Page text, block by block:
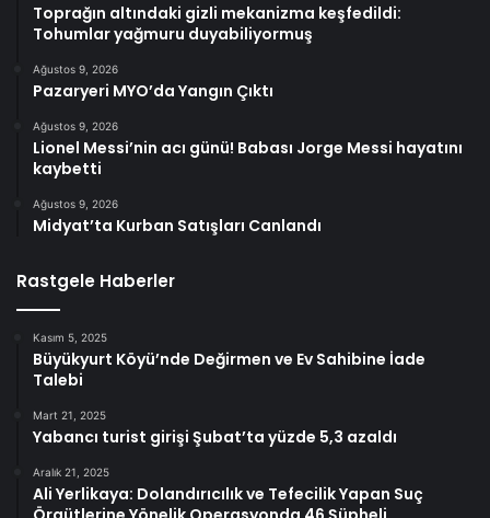
Toprağın altındaki gizli mekanizma keşfedildi:
Tohumlar yağmuru duyabiliyormuş
Ağustos 9, 2026
Pazaryeri MYO’da Yangın Çıktı
Ağustos 9, 2026
Lionel Messi’nin acı günü! Babası Jorge Messi hayatını
kaybetti
Ağustos 9, 2026
Midyat’ta Kurban Satışları Canlandı
Rastgele Haberler
Kasım 5, 2025
Büyükyurt Köyü’nde Değirmen ve Ev Sahibine İade
Talebi
Mart 21, 2025
Yabancı turist girişi Şubat’ta yüzde 5,3 azaldı
Aralık 21, 2025
Ali Yerlikaya: Dolandırıcılık ve Tefecilik Yapan Suç